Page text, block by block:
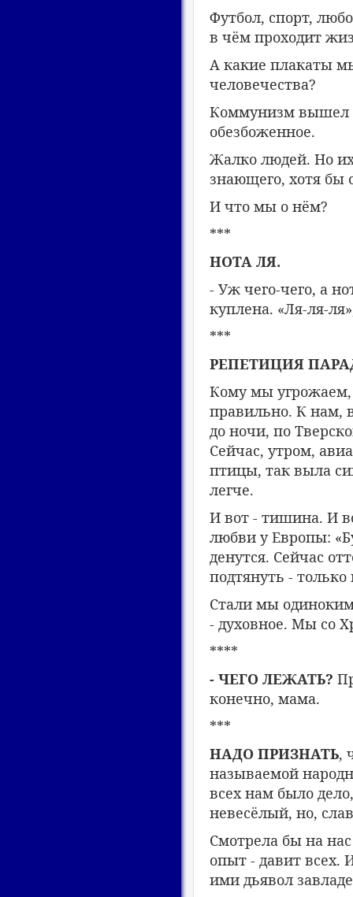
Футбол, спорт,
в чём проходит
А какие плакаты
человечества?
Коммунизм вышел
обезбоженное.
Жалко людей. Но
знающего, хотя бы
И что мы о нём?
***
НОТА ЛЯ.
- Уж чего-чего, а
куплена. «Ля-ля-
***
РЕПЕТИЦИЯ
Кому мы угрожаем,
правильно. К нам,
до ночи, по
Сейчас, утром,
птицы, так выла
легче.
И вот - тишина. И
любви у Европы:
денутся. Сейчас
подтянуть - только
Стали мы
- духовное. Мы со
****
- ЧЕГО ЛЕЖАТЬ?
конечно, мама.
***
НАДО ПРИЗНАТЬ,
называемой
всех нам было
невесёлый, но,
Смотрела бы на
опыт - давит всех.
ими дьявол